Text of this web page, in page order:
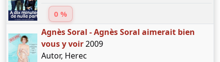
0 %
Agnès Soral - Agnès Soral aimerait bien
vous y voir2009
Autor, Herec